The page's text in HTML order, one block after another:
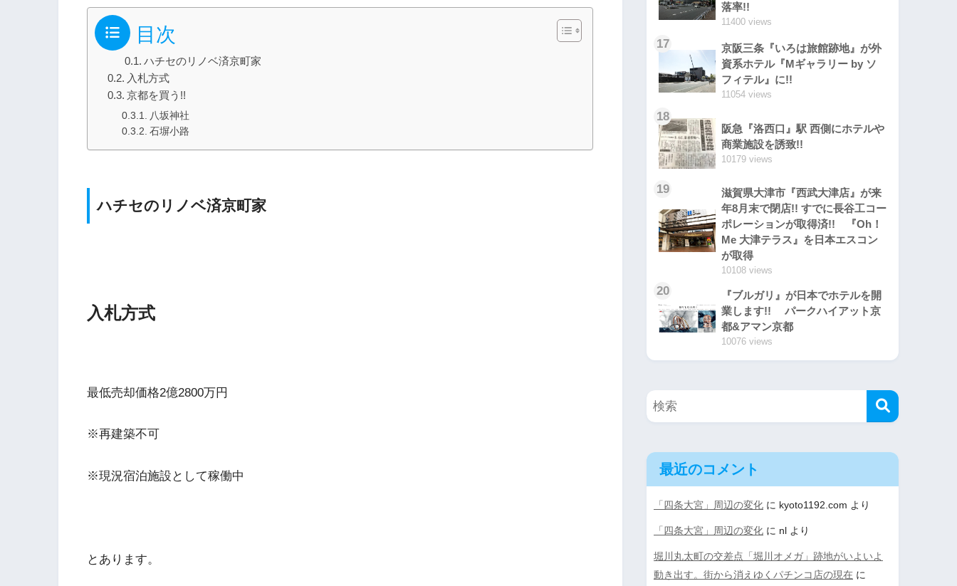
目次
ハチセのリノベ済京町家
入札方式
京都を買う!!
八坂神社
石塀小路
ハチセのリノベ済京町家
入札方式
最低売却価格2億2800万円
※再建築不可
※現況宿泊施設として稼働中
とあります。
落率!!
11400 views
17
京阪三条『いろは旅館跡地』が外
資系ホテル『Mギャラリー by ソ
フィテル』に!!
11054 views
18
阪急『洛西口』駅 西側にホテルや
商業施設を誘致!!
10179 views
19
滋賀県大津市『西武大津店』が来
年8月末で閉店!! すでに長谷工コー
ポレーションが取得済!! 『Oh！
Me 大津テラス』を日本エスコン
が取得
10108 views
20
『ブルガリ』が日本でホテルを開
業します!! パークハイアット京
都&アマン京都
10076 views
最近のコメント
「四条大宮」周辺の変化 に kyoto1192.com より
「四条大宮」周辺の変化 に nl より
堀川丸太町の交差点「堀川オメガ」跡地がいよいよ
動き出す。街から消えゆくパチンコ店の現在 に